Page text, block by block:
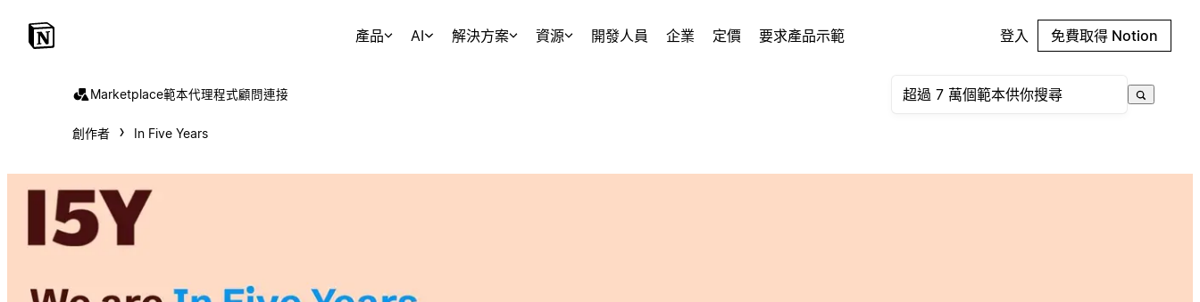
產品 AI 解決方案 資源 開發人員 企業 定價 要求產品示範 登入 免費取得 Notion
Marketplace範本代理程式顧問連接
創作者 In Five Years